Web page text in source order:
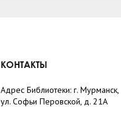
КОНТАКТЫ
Адрес Библиотеки: г. Мурманск,
ул. Софьи Перовской, д. 21А